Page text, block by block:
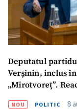
Deputatul
Verșinin, inclus
„Mirotvoreț”.
NOU POLITIC 8